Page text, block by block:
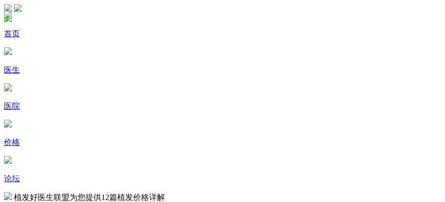
首页
医生
医院
价格
论坛
植发好医生联盟为您提供12篇植发价格详解